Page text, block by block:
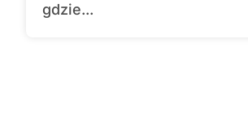
gdzie...